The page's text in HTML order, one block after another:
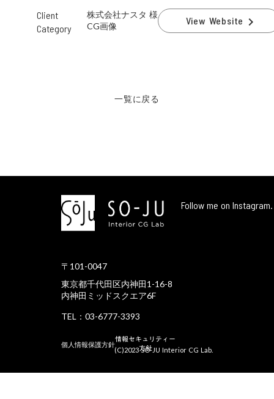
Client
Category
株式会社ナスタ 様
CG画像
View Website navigate_next
一覧に戻る
〒101-0047
東京都千代田区内神田1-16-8
内神田ミッドスクエア6F
TEL：03-6777-3393
Follow me on Instagram.
個人情報保護方針情報セキュリティー
方針
(C)2023 SO-JU Interior CG Lab.